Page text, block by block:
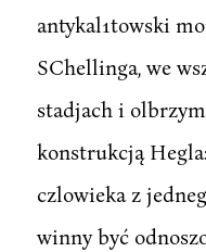
antykal1towski
SChellinga, we
stadjach i
konstrukcją
czlowieka z
winny być